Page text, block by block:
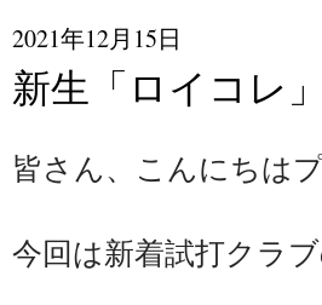
2021年12月15日
新生「ロイコレ
皆さん、こんにちは
今回は新着試打クラ